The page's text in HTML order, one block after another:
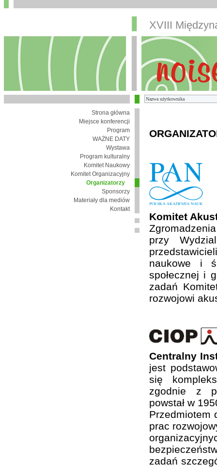
XVIII
Strona główna
Miejsce konferencji
Program
WAŻNE DATY
Wystawa
Program kulturalny
Komitet Naukowy
Komitet Organizacyjny
Organizatorzy
Sponsorzy
Materiały dla mediów
Kontakt
Komitet
przy
naukowe i
społecznej i
zadań
rozwojowi
Centralny
jest
się
zgodnie z
powstał w
Przedmiotem
prac
zadań